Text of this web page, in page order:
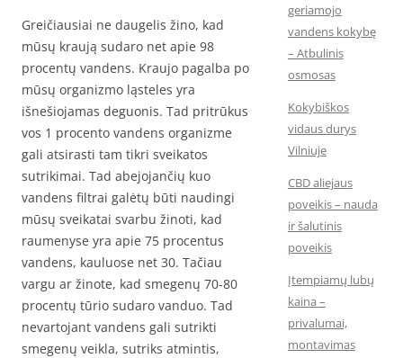
Greičiausiai ne daugelis žino, kad
mūsų kraują sudaro net apie 98
procentų vandens. Kraujo pagalba po
mūsų organizmo ląsteles yra
išnešiojamas deguonis. Tad pritrūkus
vos 1 procento vandens organizme
gali atsirasti tam tikri sveikatos
sutrikimai. Tad abejojančių kuo
vandens filtrai galėtų būti naudingi
mūsų sveikatai svarbu žinoti, kad
raumenyse yra apie 75 procentus
vandens, kauluose net 30. Tačiau
vargu ar žinote, kad smegenų 70-80
procentų tūrio sudaro vanduo. Tad
nevartojant vandens gali sutrikti
smegenų veikla, sutriks atmintis,
geriamojo
vandens kokybę
– Atbulinis
osmosas
Kokybiškos
vidaus durys
Vilniuje
CBD aliejaus
poveikis – nauda
ir šalutinis
poveikis
Įtempiamų lubų
kaina –
privalumai,
montavimas